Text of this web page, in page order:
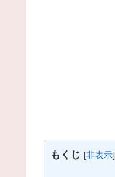
もくじ [非表示]